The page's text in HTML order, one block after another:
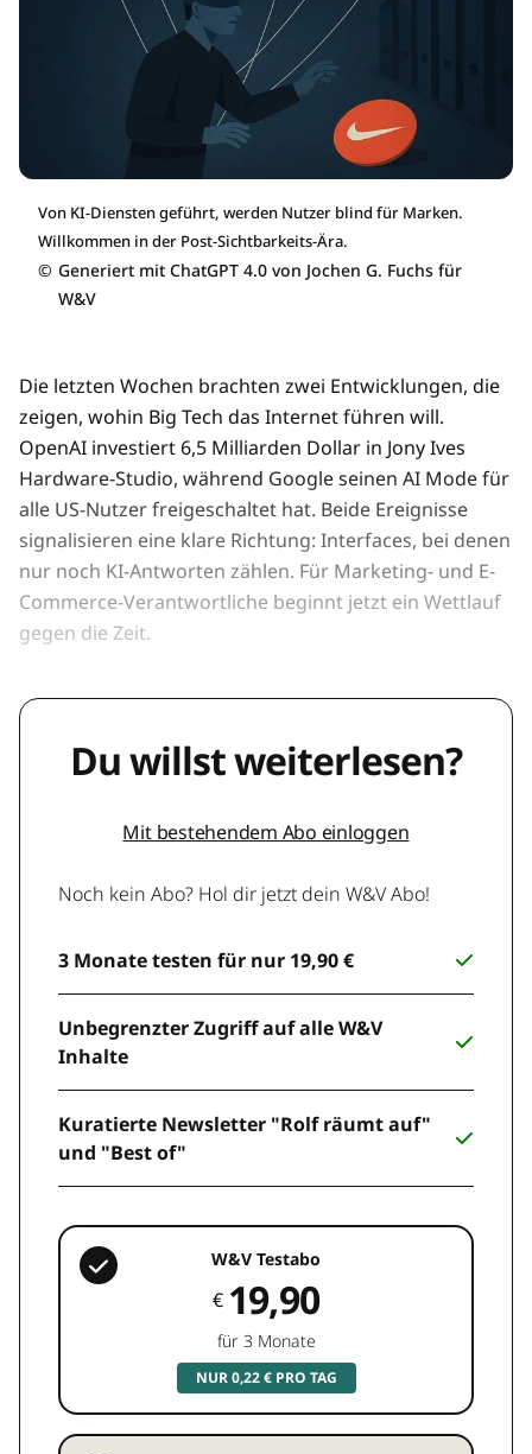
Von KI-Diensten geführt, werden Nutzer blind für Marken.
Willkommen in der Post-Sichtbarkeits-Ära.
© Generiert mit ChatGPT 4.0 von Jochen G. Fuchs für
W&V
Die letzten Wochen brachten zwei Entwicklungen, die
zeigen, wohin Big Tech das Internet führen will.
OpenAI investiert 6,5 Milliarden Dollar in Jony Ives
Hardware-Studio, während Google seinen AI Mode für
alle US-Nutzer freigeschaltet hat. Beide Ereignisse
signalisieren eine klare Richtung: Interfaces, bei denen
nur noch KI-Antworten zählen. Für Marketing- und E-
Commerce-Verantwortliche beginnt jetzt ein Wettlauf
gegen die Zeit.
Du willst weiterlesen?
Mit bestehendem Abo einloggen
Noch kein Abo? Hol dir jetzt dein W&V Abo!
3 Monate testen für nur 19,90 €
Unbegrenzter Zugriff auf alle W&V
Inhalte
Kuratierte Newsletter "Rolf räumt auf"
und "Best of"
W&V Testabo
€ 19,90
für 3 Monate
NUR 0,22 € PRO TAG